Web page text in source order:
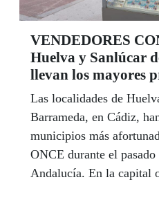
las redes sociales,
vulnerables y se
esfuerzos ante la crisis
VENDEDORES
Huelva y Sanlúcar
llevan los mayores
Las localidades de
Barrameda, en Cádiz,
municipios más
ONCE durante el
Andalucía. En la capital